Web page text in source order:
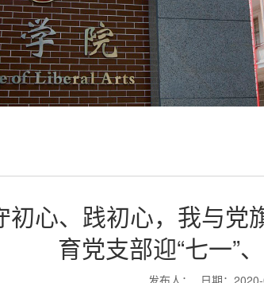
初心、践初心，我与
育党支部迎“七一”
发布人： 日期：